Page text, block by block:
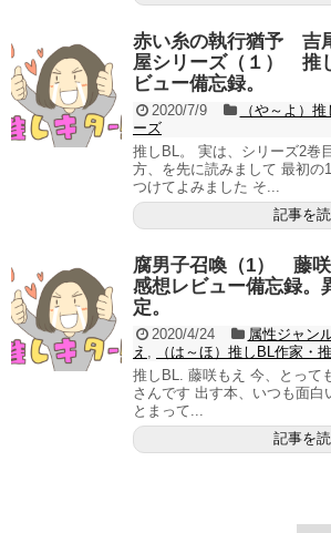
赤い糸の執行猶予 吉
屋シリーズ（１） 推
ビュー備忘録。
2020/7/9
（や～よ）
ーズ
推しBL。 実は、シリーズ2巻
方、を先に読みまして 最初の
つけてよみました そ...
記事を
腐男子召喚（1） 藤
感想レビュー備忘録。
定。
2020/4/24 属性ジャン
え
（は～ほ）推しBL作家・
推しBL. 藤咲もえ 今、とって
さんです 出す本、いつも面白
とまって...
記事を